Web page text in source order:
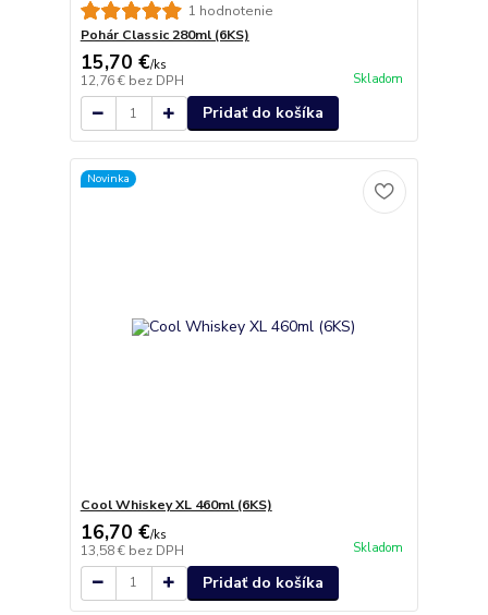
1 hodnotenie
Pohár Classic 280ml (6KS)
15,70 €/ks
12,76 € bez DPH Skladom
Pridať do košíka
Novinka
Cool Whiskey XL 460ml (6KS)
16,70 €/ks
13,58 € bez DPH Skladom
Pridať do košíka